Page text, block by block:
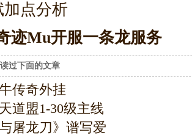
点分析
迹Mu开服一条龙服务
过下面的文章
传奇外挂
道盟1-30级主线
屠龙刀》谱写爱